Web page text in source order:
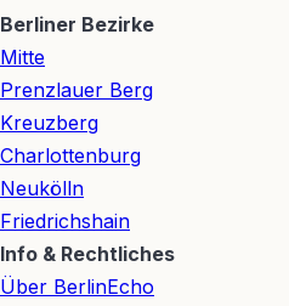
Berliner Bezirke
Mitte
Prenzlauer Berg
Kreuzberg
Charlottenburg
Neukölln
Friedrichshain
Info & Rechtliches
Über BerlinEcho